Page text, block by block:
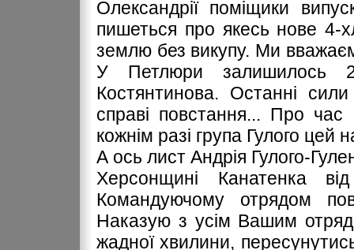
Олександрії поміщики
пишеться про якесь нове 4-
землю без викупу. Ми
У Петлюри залишилось
Костянтинова. Останні
справі повстання... Про
кожнім разі група Гулого цей
А ось лист Андрія Гулого-
Херсонщині Канатенка
Командуючому отрядом
Наказую з усім Вашим
жадної хвилини,